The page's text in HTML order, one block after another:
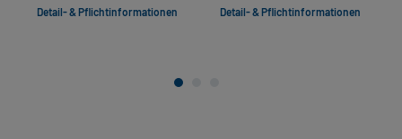
Detail- & Pflichtinformationen Detail- & Pflichtinformationen